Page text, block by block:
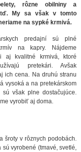
rôzne obilniny a
My sa však v tomto
na sypké krmivá.
predajní sú plné
na kapry. Nájdeme
aj kvalitné krmivá, ktoré
pretekári. Avšak
ich cena. Na druhú stranu
vysoká a na pretekárskom
však plne dostačujúce.
vyrobiť aj doma.
šroty v rôznych podobách.
vyrobené (tmavé, svetlé,